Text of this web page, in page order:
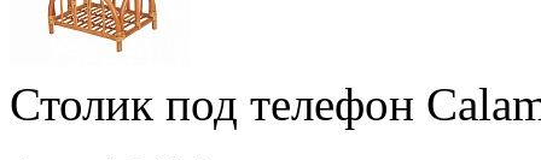
Столик под телефон